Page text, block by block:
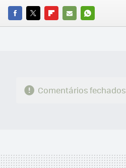
FACEBOOK
TWITTERFLIPBOARD
E-
WHATSAPP
Comentários fechados